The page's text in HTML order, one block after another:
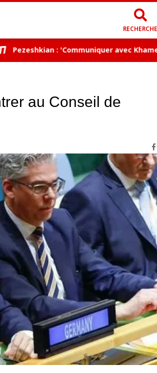
RECHERCHE
: 'Communiquer avec Khamenei
au Conseil de